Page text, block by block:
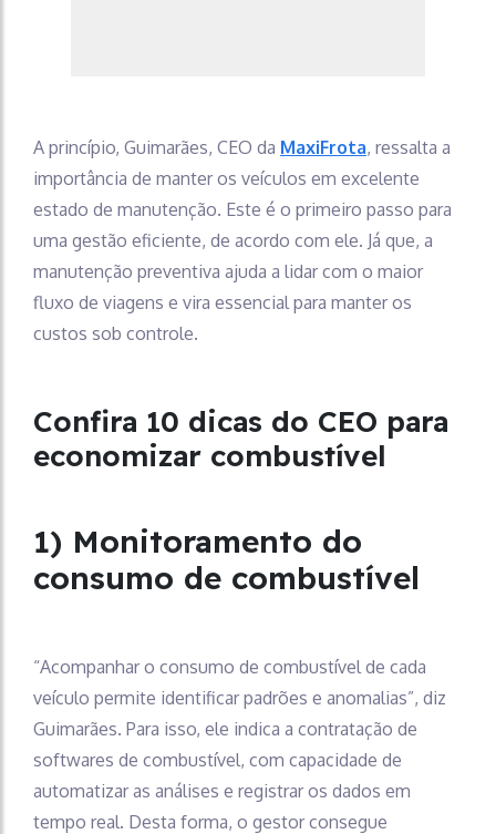
A princípio, Guimarães, CEO da MaxiFrota, ressalta a
importância de manter os veículos em excelente
estado de manutenção. Este é o primeiro passo para
uma gestão eficiente, de acordo com ele. Já que, a
manutenção preventiva ajuda a lidar com o maior
fluxo de viagens e vira essencial para manter os
custos sob controle.
Confira 10 dicas do CEO para
economizar combustível
1) Monitoramento do
consumo de combustível
“Acompanhar o consumo de combustível de cada
veículo permite identificar padrões e anomalias”, diz
Guimarães. Para isso, ele indica a contratação de
softwares de combustível, com capacidade de
automatizar as análises e registrar os dados em
tempo real. Desta forma, o gestor consegue